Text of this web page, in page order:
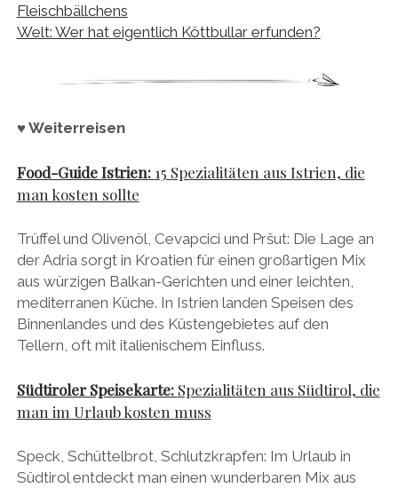
Fleischbällchens
Welt: Wer hat eigentlich Köttbullar erfunden?
♥ Weiterreisen
Food-Guide Istrien: 15 Spezialitäten aus Istrien, die
man kosten sollte
Trüffel und Olivenöl, Cevapcici und Pršut: Die Lage an
der Adria sorgt in Kroatien für einen großartigen Mix
aus würzigen Balkan-Gerichten und einer leichten,
mediterranen Küche. In Istrien landen Speisen des
Binnenlandes und des Küstengebietes auf den
Tellern, oft mit italienischem Einfluss.
Südtiroler Speisekarte: Spezialitäten aus Südtirol, die
man im Urlaub kosten muss
Speck, Schüttelbrot, Schlutzkrapfen: Im Urlaub in
Südtirol entdeckt man einen wunderbaren Mix aus